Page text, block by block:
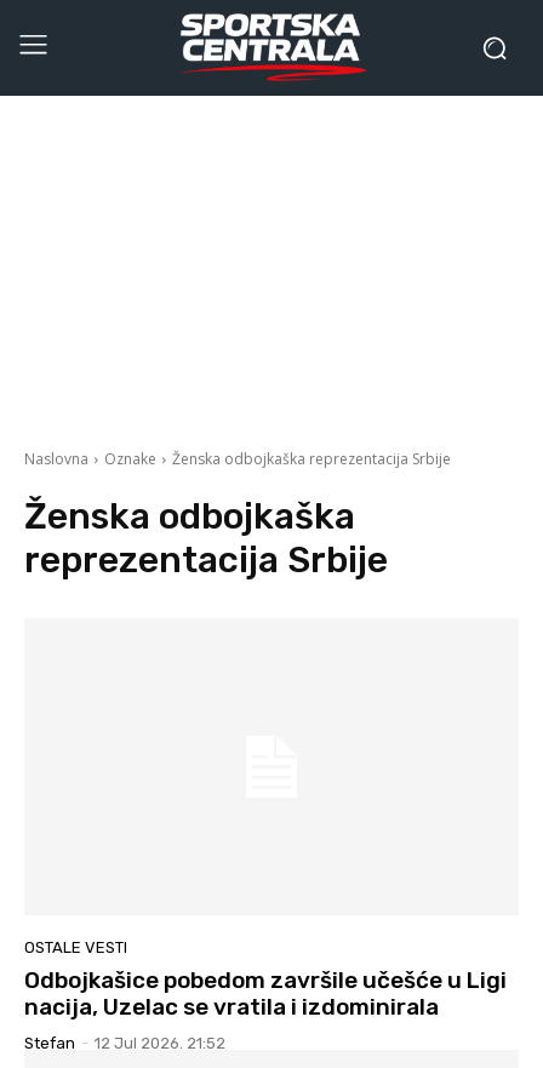
Naslovna Oznake Ženska odbojkaška reprezentacija Srbije
Ženska odbojkaška
reprezentacija Srbije
OSTALE VESTI
Odbojkašice pobedom završile učešće u Ligi
nacija, Uzelac se vratila i izdominirala
Stefan - 12 Jul 2026. 21:52